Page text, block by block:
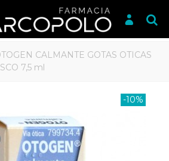
CALMANTE GOTAS OTICAS
7,5 ml
-10%